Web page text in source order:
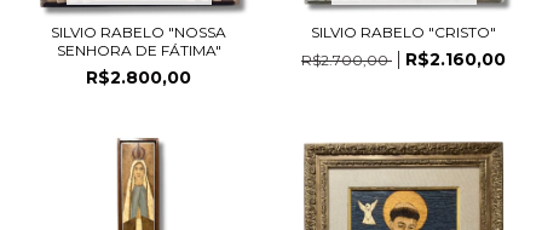
SILVIO RABELO "NOSSA
SENHORA DE FÁTIMA"
R$2.800,00
SILVIO RABELO "CRISTO"
R$2.700,00
R$2.160,00